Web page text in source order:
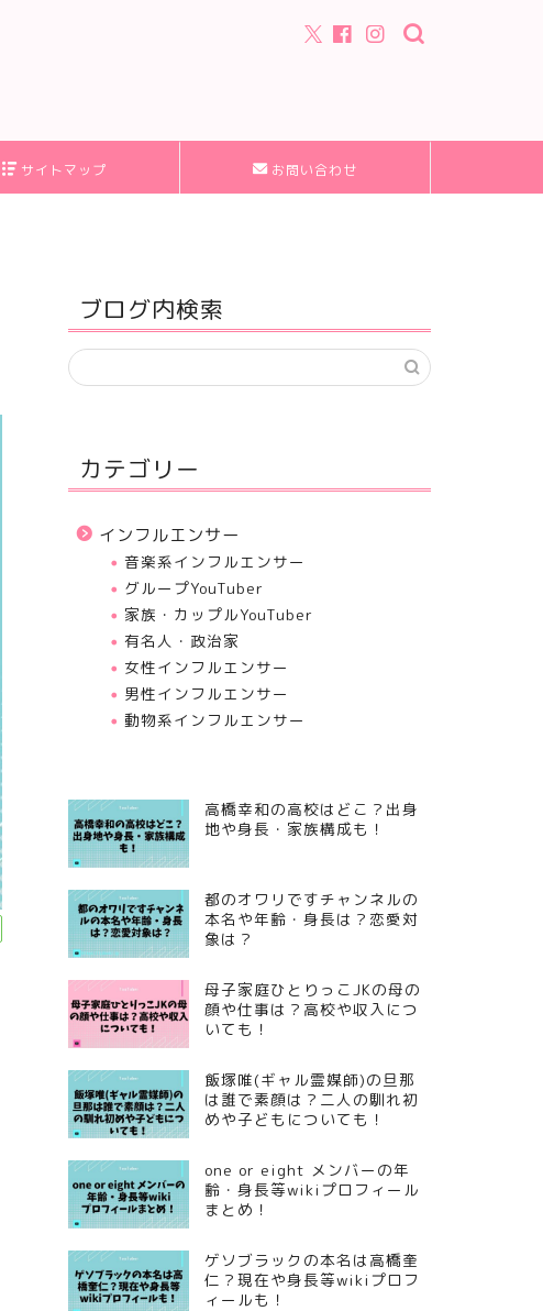
サイトマップ お問い合わせ
ブログ内検索
カテゴリー
インフルエンサー
音楽系インフルエンサー
グループYouTuber
家族・カップルYouTuber
有名人・政治家
女性インフルエンサー
男性インフルエンサー
動物系インフルエンサー
高橋幸和の高校はどこ？出身
地や身長・家族構成も！
都のオワリですチャンネルの
本名や年齢・身長は？恋愛対
象は？
母子家庭ひとりっこJKの母の
顔や仕事は？高校や収入につ
いても！
飯塚唯(ギャル霊媒師)の旦那
は誰で素顔は？二人の馴れ初
めや子どもについても！
one or eight メンバーの年
齢・身長等wikiプロフィール
まとめ！
ゲソブラックの本名は高橋奎
仁？現在や身長等wikiプロフ
ィールも！